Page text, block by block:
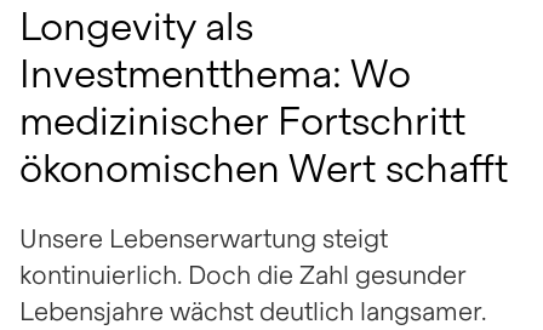
Longevity als
Investmentthema: Wo
medizinischer Fortschritt
ökonomischen Wert schafft
Unsere Lebenserwartung steigt
kontinuierlich. Doch die Zahl gesunder
Lebensjahre wächst deutlich langsamer.